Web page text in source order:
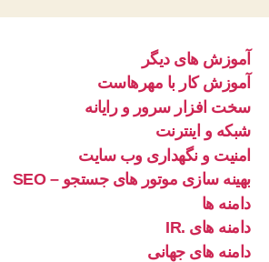
آموزش های دیگر
آموزش کار با مهرهاست
سخت افزار سرور و رایانه
شبکه و اینترنت
امنیت و نگهداری وب سایت
بهینه سازی موتور های جستجو – SEO
دامنه ها
دامنه های .IR
دامنه های جهانی